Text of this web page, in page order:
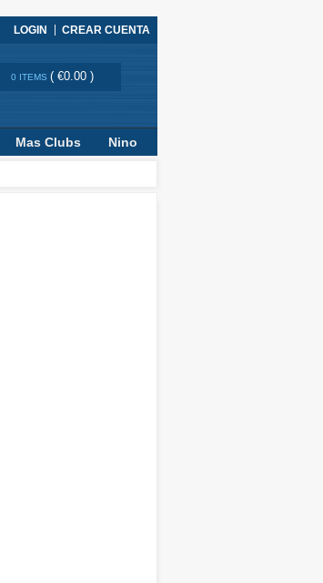
LOGIN CREAR CUENTA
0 ITEMS ( €0.00 )
Mas Clubs Nino